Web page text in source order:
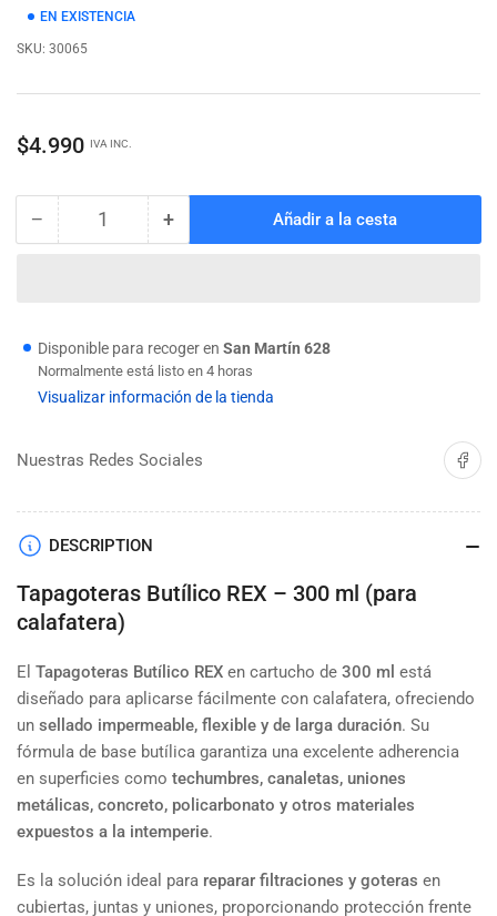
EN EXISTENCIA
SKU: 30065
Precio
$4.990 IVA INC.
− Reducir
300ML
(P/CALAFATERA)
REX
Cantidad +Aumentar
300ML
(P/CALAFATERA)
REX
Añadir a la cesta
Disponible para recoger en San Martín 628
Normalmente está listo en 4 horas
Visualizar información de la tienda
Nuestras Redes Sociales Compartir
DESCRIPTION
Tapagoteras Butílico REX – 300 ml (para
calafatera)
El Tapagoteras Butílico REX en cartucho de 300 ml está
diseñado para aplicarse fácilmente con calafatera, ofreciendo
un sellado impermeable, flexible y de larga duración. Su
fórmula de base butílica garantiza una excelente adherencia
en superficies como techumbres, canaletas, uniones
metálicas, concreto, policarbonato y otros materiales
expuestos a la intemperie.
Es la solución ideal para reparar filtraciones y goteras en
cubiertas, juntas y uniones, proporcionando protección frente